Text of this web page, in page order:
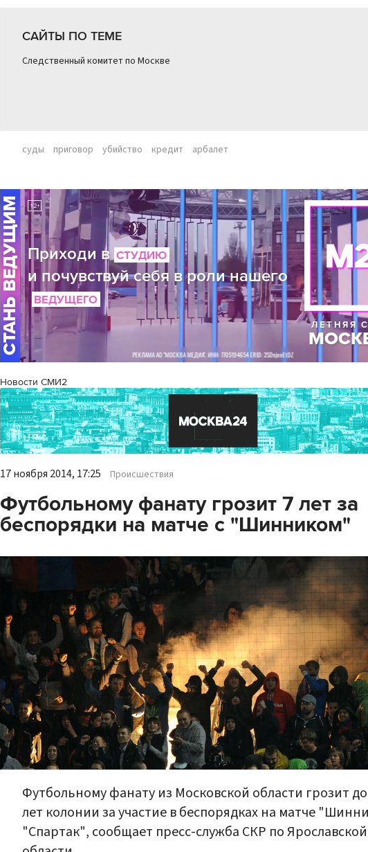
САЙТЫ ПО ТЕМЕ
Следственный комитет по Москве
суды приговор убийство кредит арбалет
Новости СМИ2
17 ноября 2014, 17:25 Происшествия
Футбольному фанату грозит 7 лет за
беспорядки на матче с "Шинником"
Футбольному фанату из Московской области грозит
лет колонии за участие в беспорядках на матче
"Спартак", сообщает пресс-служба СКР по Ярославской